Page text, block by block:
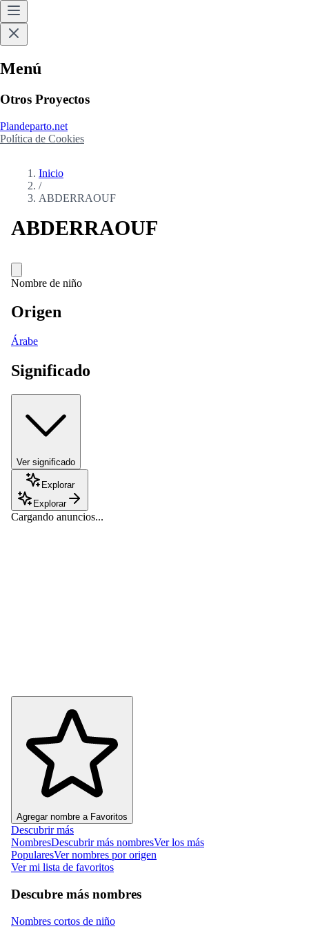
Menú
Otros Proyectos
Plandeparto.net
Política de Cookies
Inicio
/
ABDERRAOUF
ABDERRAOUF
Nombre de niño
Origen
Árabe
Significado
Ver significado
Explorar
Explorar
Cargando anuncios...
Agregar nombre a Favoritos
Descubrir más
NombresDescubrir más nombresVer los más
PopularesVer nombres por origen
Ver mi lista de favoritos
Descubre más nombres
Nombres cortos de niño